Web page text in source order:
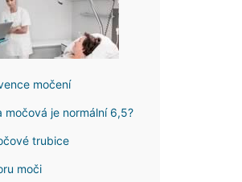
močení
močová je normální 6,5?
trubice
moči